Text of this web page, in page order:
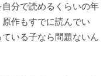
分で読めるくらいの年
作もすでに読んでい
いる子なら問題ないん